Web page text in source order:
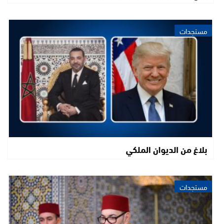
مستجدات
بلاغ من الديوان الملكي
مستجدات